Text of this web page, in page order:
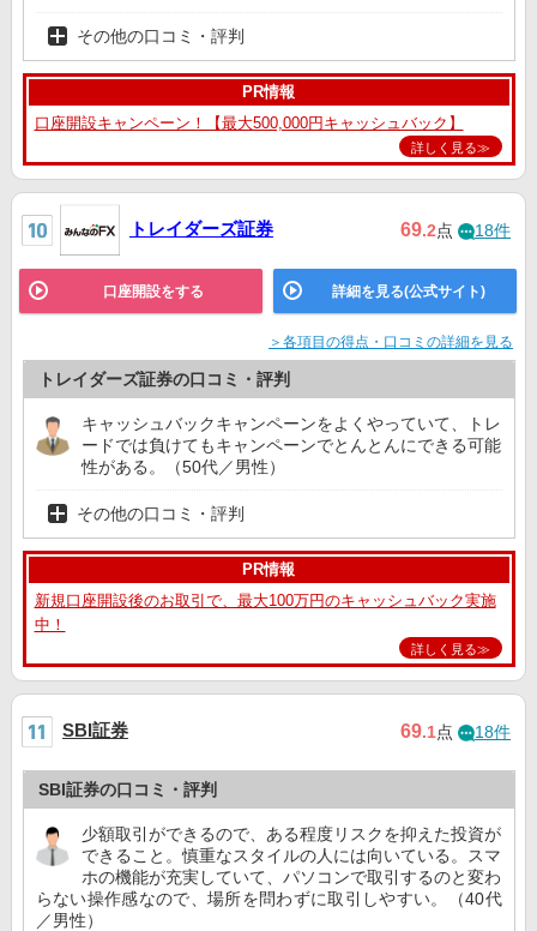
その他の口コミ・評判
PR情報
口座開設キャンペーン！【最大500,000円キャッシュバック】
詳しく見る≫
トレイダーズ証券 69.2点 18件
口座開設をする 詳細を見る(公式サイト)
＞各項目の得点・口コミの詳細を見る
トレイダーズ証券の口コミ・評判
キャッシュバックキャンペーンをよくやっていて、トレ
ードでは負けてもキャンペーンでとんとんにできる可能
性がある。（50代／男性）
その他の口コミ・評判
PR情報
新規口座開設後のお取引で、最大100万円のキャッシュバック実施
中！
詳しく見る≫
SBI証券 69.1点 18件
SBI証券の口コミ・評判
少額取引ができるので、ある程度リスクを抑えた投資が
できること。慎重なスタイルの人には向いている。スマ
ホの機能が充実していて、パソコンで取引するのと変わ
らない操作感なので、場所を問わずに取引しやすい。（40代
／男性）